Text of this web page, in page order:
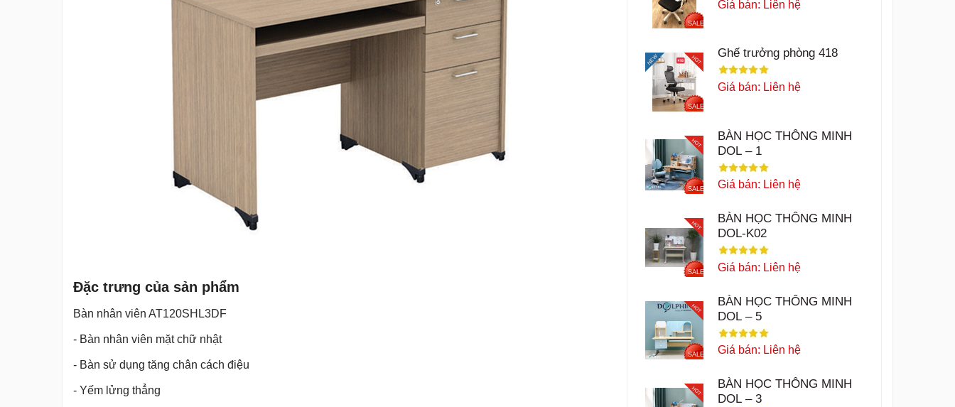
Đặc trưng của sản phẩm
Bàn nhân viên AT120SHL3DF
- Bàn nhân viên mặt chữ nhật
- Bàn sử dụng tăng chân cách điệu
- Yếm lửng thẳng
SALE
Giá bán: Liên hệ
NEW HOT
SALE
Ghế trưởng phòng 418
Giá bán: Liên hệ
HOT
SALE
BÀN HỌC THÔNG MINH
DOL – 1
Giá bán: Liên hệ
HOT
SALE
BÀN HỌC THÔNG MINH
DOL-K02
Giá bán: Liên hệ
HOT
SALE
BÀN HỌC THÔNG MINH
DOL – 5
Giá bán: Liên hệ
HOT
BÀN HỌC THÔNG MINH
DOL – 3